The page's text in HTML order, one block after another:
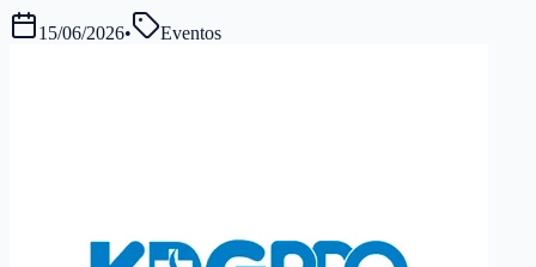
15/06/2026• Eventos